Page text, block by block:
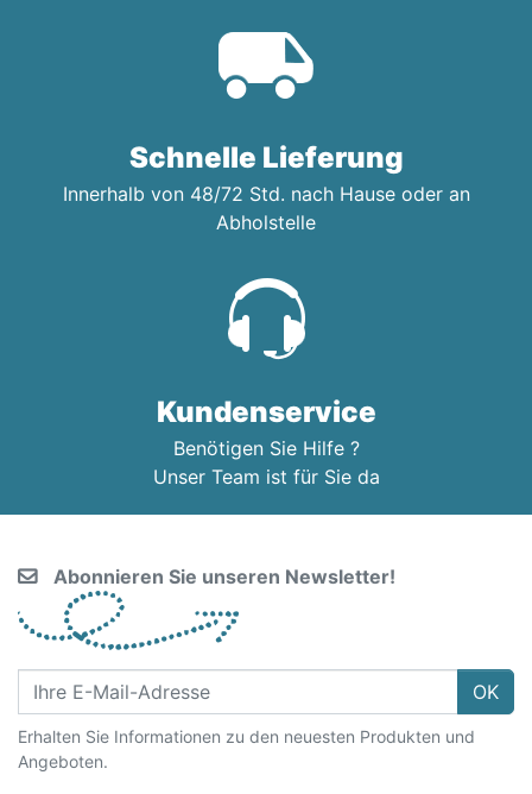
Schnelle Lieferung
Innerhalb von 48/72 Std. nach Hause oder an
Abholstelle
Kundenservice
Benötigen Sie Hilfe ?
Unser Team ist für Sie da
Abonnieren Sie unseren Newsletter!
OK
Erhalten Sie Informationen zu den neuesten Produkten und
Angeboten.